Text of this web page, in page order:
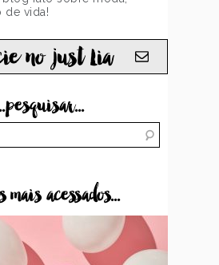
de vida!
no just Lia
mais acessados...